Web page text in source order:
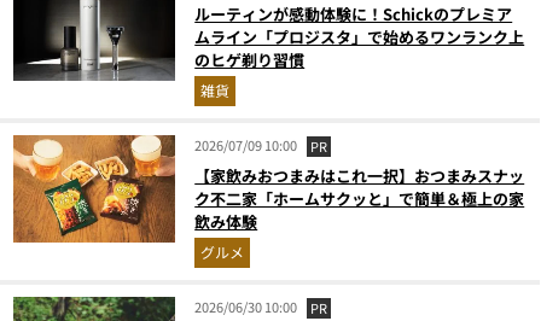
ルーティンが感動体験に！Schickのプレミア
ムライン「プロジスタ」で始めるワンランク上
のヒゲ剃り習慣
雑貨
2026/07/09 10:00 PR
【家飲みおつまみはこれ一択】おつまみスナッ
ク不二家「ホームサクッと」で簡単＆極上の家
飲み体験
グルメ
2026/06/30 10:00 PR